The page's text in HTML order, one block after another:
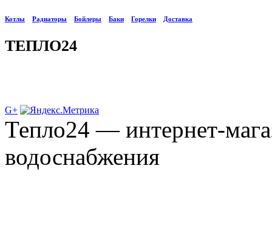
Котлы Радиаторы Бойлеры Баки Горелки Доставка
ТЕПЛО24
G+
Тепло24 — интернет-
водоснабжения